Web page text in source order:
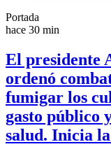
Portada
hace 30 min
El presidente
ordenó
fumigar los
gasto público
salud. Inicia